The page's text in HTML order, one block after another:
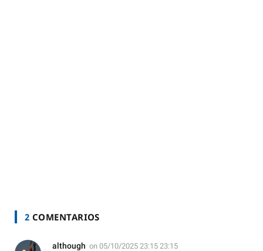
2 COMENTARIOS
although on 05/10/2025 23:15 23:15